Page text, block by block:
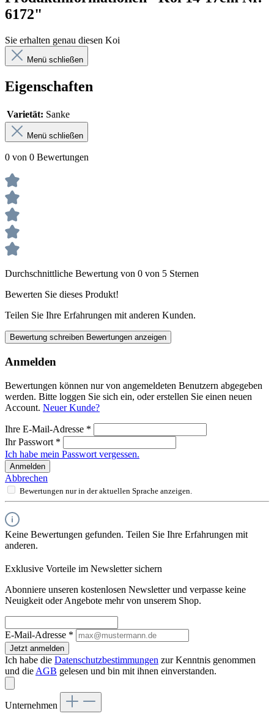
6172"
Sie erhalten genau diesen Koi
Menü schließen
Eigenschaften
Varietät: Sanke
Menü schließen
0 von 0 Bewertungen
Durchschnittliche Bewertung von 0 von 5 Sternen
Bewerten Sie dieses Produkt!
Teilen Sie Ihre Erfahrungen mit anderen Kunden.
Bewertung schreiben Bewertungen anzeigen
Anmelden
Bewertungen können nur von angemeldeten Benutzern abgegeben
werden. Bitte loggen Sie sich ein, oder erstellen Sie einen neuen
Account. Neuer Kunde?
Ihre E-Mail-Adresse *
Ihr Passwort *
Ich habe mein Passwort vergessen.
Anmelden
Abbrechen
Bewertungen nur in der aktuellen Sprache anzeigen.
Keine Bewertungen gefunden. Teilen Sie Ihre Erfahrungen mit
anderen.
Exklusive Vorteile im Newsletter sichern
Abonniere unseren kostenlosen Newsletter und verpasse keine
Neuigkeit oder Angebote mehr von unserem Shop.
E-Mail-Adresse *
Jetzt anmelden
Ich habe die Datenschutzbestimmungen zur Kenntnis genommen
und die AGB gelesen und bin mit ihnen einverstanden.
Unternehmen